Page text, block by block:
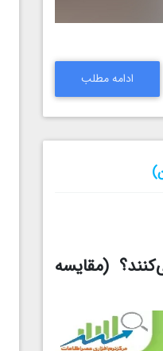
ادامه مطلب
می‌کنند؟ (مقایسه